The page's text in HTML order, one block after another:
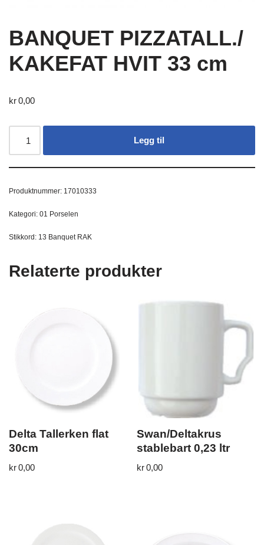
BANQUET PIZZATALL./
KAKEFAT HVIT 33 cm
kr0,00
Legg til
Produktnummer: 17010333
Kategori: 01 Porselen
Stikkord: 13 Banquet RAK
Relaterte produkter
Delta Tallerken flat
30cm
kr0,00
Swan/Deltakrus
stablebart 0,23 ltr
kr0,00